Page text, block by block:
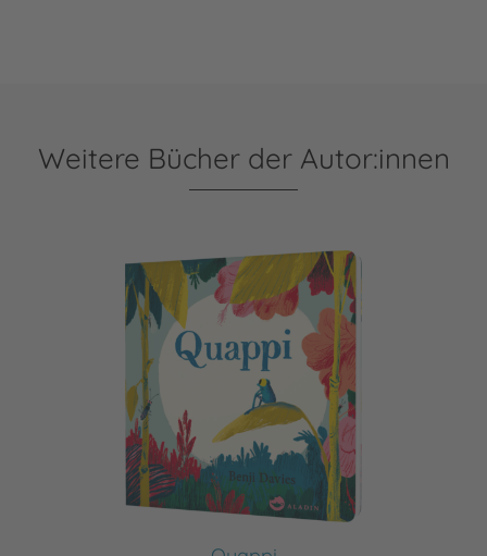
Weitere Bücher der Autor:innen